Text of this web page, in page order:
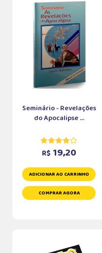
Seminário - Revelações
do Apocalipse ...
R$ 19,20
ADICIONAR AO CARRINHO
COMPRAR AGORA